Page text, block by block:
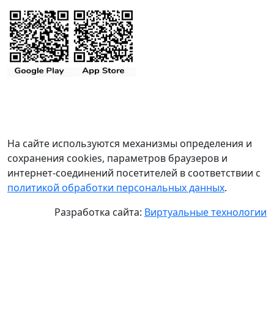
На сайте используются механизмы определения и
сохранения cookies, параметров браузеров и
интернет-соединений посетителей в соответствии с
политикой обработки персональных данных.
Разработка сайта: Виртуальные технологии